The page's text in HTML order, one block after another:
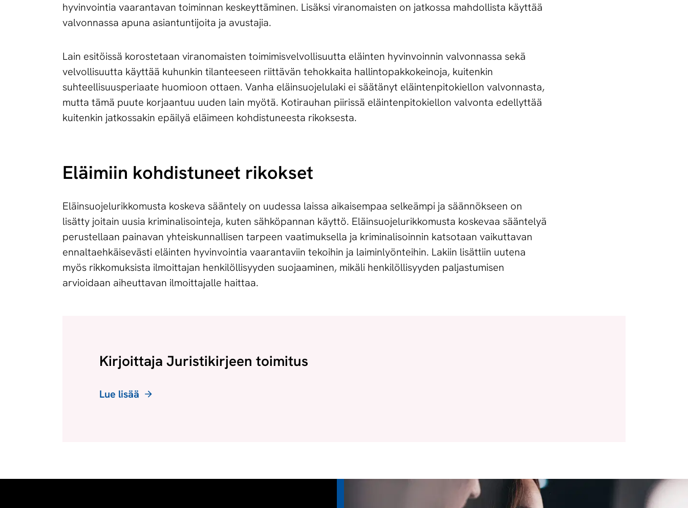
hyvinvointia vaarantavan toiminnan keskeyttäminen. Lisäksi viranomaisten on jatkossa mahdollista käyttää
valvonnassa apuna asiantuntijoita ja avustajia.
Lain esitöissä korostetaan viranomaisten toimimisvelvollisuutta eläinten hyvinvoinnin valvonnassa sekä
velvollisuutta käyttää kuhunkin tilanteeseen riittävän tehokkaita hallintopakkokeinoja, kuitenkin
suhteellisuusperiaate huomioon ottaen. Vanha eläinsuojelulaki ei säätänyt eläintenpitokiellon valvonnasta,
mutta tämä puute korjaantuu uuden lain myötä. Kotirauhan piirissä eläintenpitokiellon valvonta edellyttää
kuitenkin jatkossakin epäilyä eläimeen kohdistuneesta rikoksesta.
Eläimiin kohdistuneet rikokset
Eläinsuojelurikkomusta koskeva sääntely on uudessa laissa aikaisempaa selkeämpi ja säännökseen on
lisätty joitain uusia kriminalisointeja, kuten sähköpannan käyttö. Eläinsuojelurikkomusta koskevaa sääntelyä
perustellaan painavan yhteiskunnallisen tarpeen vaatimuksella ja kriminalisoinnin katsotaan vaikuttavan
ennaltaehkäisevästi eläinten hyvinvointia vaarantaviin tekoihin ja laiminlyönteihin. Lakiin lisättiin uutena
myös rikkomuksista ilmoittajan henkilöllisyyden suojaaminen, mikäli henkilöllisyyden paljastumisen
arvioidaan aiheuttavan ilmoittajalle haittaa.
Kirjoittaja Juristikirjeen toimitus
Lue lisää